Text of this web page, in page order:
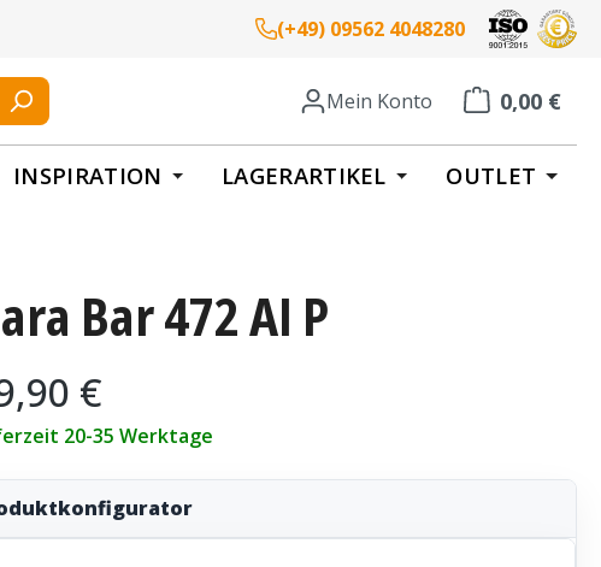
(+49) 09562 4048280
Mein Konto 0,00 €
Warenkorb
INSPIRATION LAGERARTIKEL OUTLET
Bar 472 AI P
Preis:
€
20-35 Werktage